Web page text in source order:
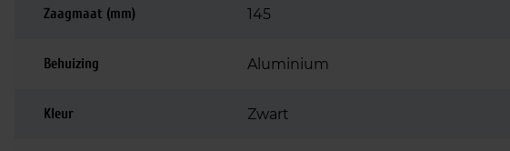
Zaagmaat (mm) 145
Behuizing Aluminium
Kleur Zwart